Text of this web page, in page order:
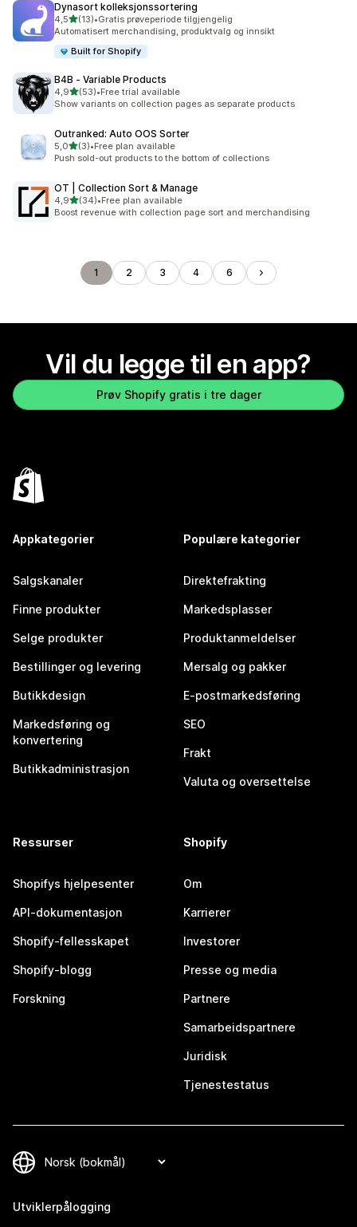
Dynasort kolleksjonssortering
4,5av 5 stjerner
(13)
Totalt 13 omtaler
•Gratis prøveperiode tilgjengelig
Automatisert merchandising, produktvalg og innsikt
Built for Shopify
B4B ‑ Variable Products
4,9av 5 stjerner
(53)
Totalt 53 omtaler
•Free trial available
Show variants on collection pages as separate products
Outranked: Auto OOS Sorter
5,0av 5 stjerner
(3)
Totalt 3 omtaler
•Free plan available
Push sold-out products to the bottom of collections
OT | Collection Sort & Manage
4,9av 5 stjerner
(34)
Totalt 34 omtaler
•Free plan available
Boost revenue with collection page sort and merchandising
1 2 3 4 6
Vil du legge til en app?
Prøv Shopify gratis i tre dager
Appkategorier
Salgskanaler
Finne produkter
Selge produkter
Bestillinger og levering
Butikkdesign
Markedsføring og
konvertering
Butikkadministrasjon
Populære kategorier
Direktefrakting
Markedsplasser
Produktanmeldelser
Mersalg og pakker
E-postmarkedsføring
SEO
Frakt
Valuta og oversettelse
Ressurser
Shopifys hjelpesenter
API-dokumentasjon
Shopify-fellesskapet
Shopify-blogg
Forskning
Shopify
Om
Karrierer
Investorer
Presse og media
Partnere
Samarbeidspartnere
Juridisk
Tjenestestatus
Utviklerpålogging